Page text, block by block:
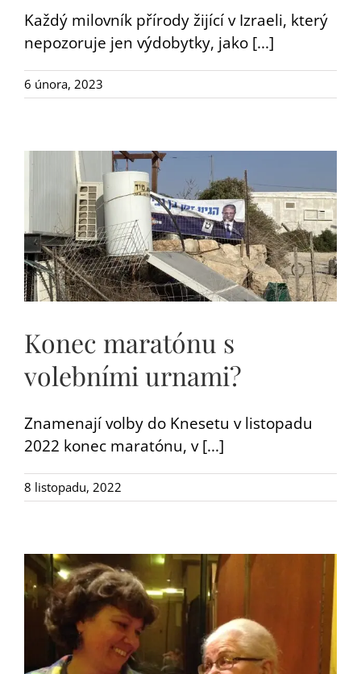
Každý milovník přírody žijící v Izraeli, který
nepozoruje jen výdobytky, jako [...]
6 února, 2023
Konec maratónu s
volebními urnami?
Znamenají volby do Knesetu v listopadu
2022 konec maratónu, v [...]
8 listopadu, 2022